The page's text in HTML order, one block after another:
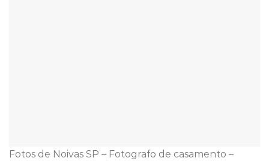
Fotos de Noivas SP – Fotografo de casamento –